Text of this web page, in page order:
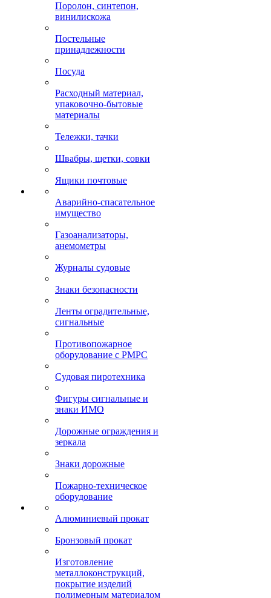
Поролон, синтепон,
винилискожа
Постельные
принадлежности
Посуда
Расходный материал,
упаковочно-бытовые
материалы
Тележки, тачки
Швабры, щетки, совки
Ящики почтовые
Аварийно-спасательное
имущество
Газоанализаторы,
анемометры
Журналы судовые
Знаки безопасности
Ленты оградительные,
сигнальные
Противопожарное
оборудование с РМРС
Судовая пиротехника
Фигуры сигнальные и
знаки ИМО
Дорожные ограждения и
зеркала
Знаки дорожные
Пожарно-техническое
оборудование
Алюминиевый прокат
Бронзовый прокат
Изготовление
металлоконструкций,
покрытие изделий
полимерным материалом